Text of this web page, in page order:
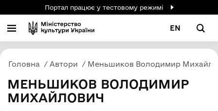
Портал працює у тестовому режимі
EN
Головна Автори Меньшиков Володимир
МЕНЬШИКОВ ВОЛОДИМИР
МИХАЙЛОВИЧ